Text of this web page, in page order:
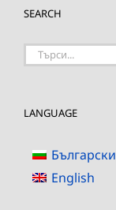
SEARCH
Търсене
LANGUAGE
Български
English